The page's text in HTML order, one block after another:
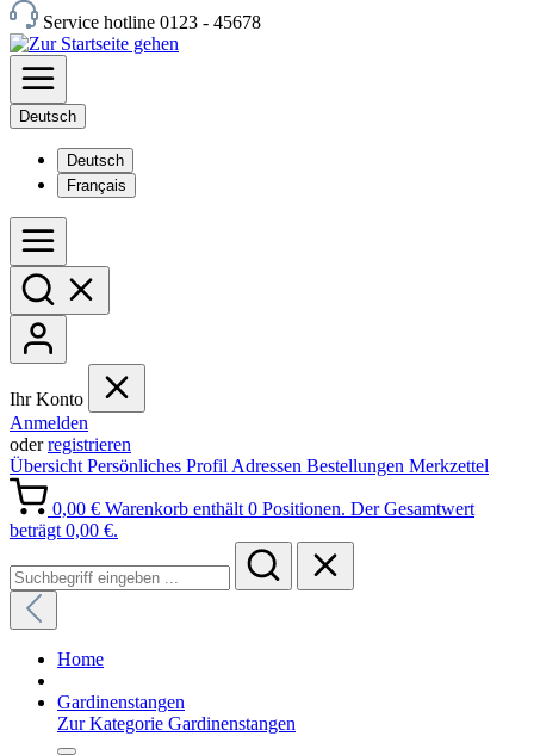
Service hotline 0123 - 45678
Deutsch
Deutsch
Français
Ihr Konto
Anmelden
oderregistrieren
Übersicht Persönliches Profil Adressen Bestellungen Merkzettel
0,00 € Warenkorb enthält 0 Positionen. Der Gesamtwert
beträgt 0,00 €.
Home
Gardinenstangen
Zur Kategorie Gardinenstangen